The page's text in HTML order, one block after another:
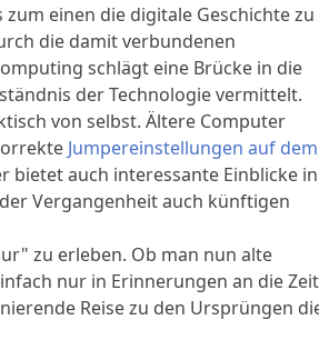
einen die digitale Geschichte zu
die damit verbundenen
schlägt eine Brücke in die
der Technologie vermittelt.
von selbst. Ältere Computer
Jumpereinstellungen auf dem
auch interessante Einblicke
Vergangenheit auch künftigen
zu erleben. Ob man nun alte
nur in Erinnerungen an die
Reise zu den Ursprüngen